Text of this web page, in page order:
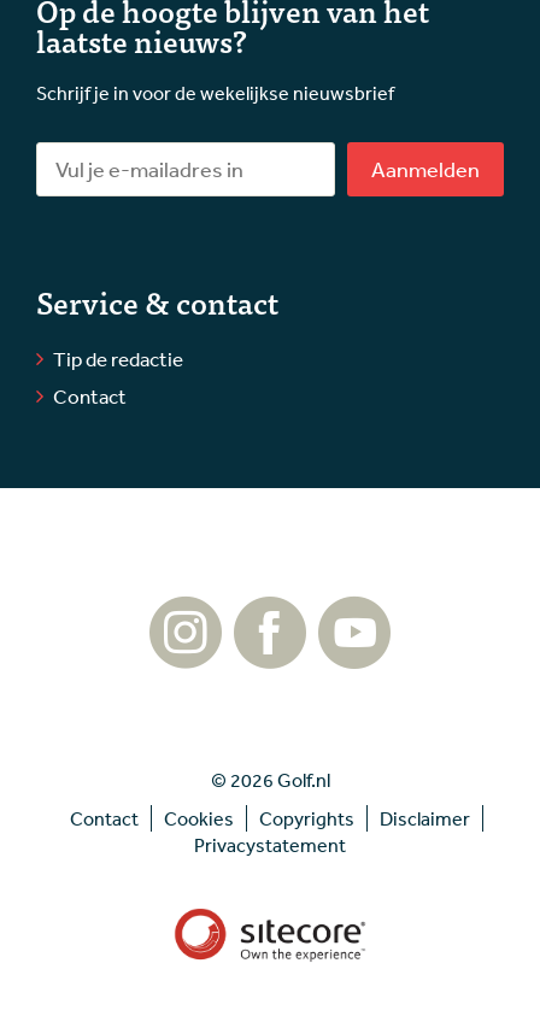
laatste nieuws?
Schrijf je in voor de wekelijkse nieuwsbrief
Aanmelden
Service & contact
Tip de redactie
Contact
© 2026 Golf.nl
Contact
Cookies Copyrights
Disclaimer
Privacystatement